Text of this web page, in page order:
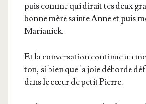
puis comme qui dirait tes deux
bonne mère sainte Anne et puis
Marianick.
Et la conver­sa­tion conti­nue un
ton, si bien que la joie déborde
dans le cœur de petit Pierre.